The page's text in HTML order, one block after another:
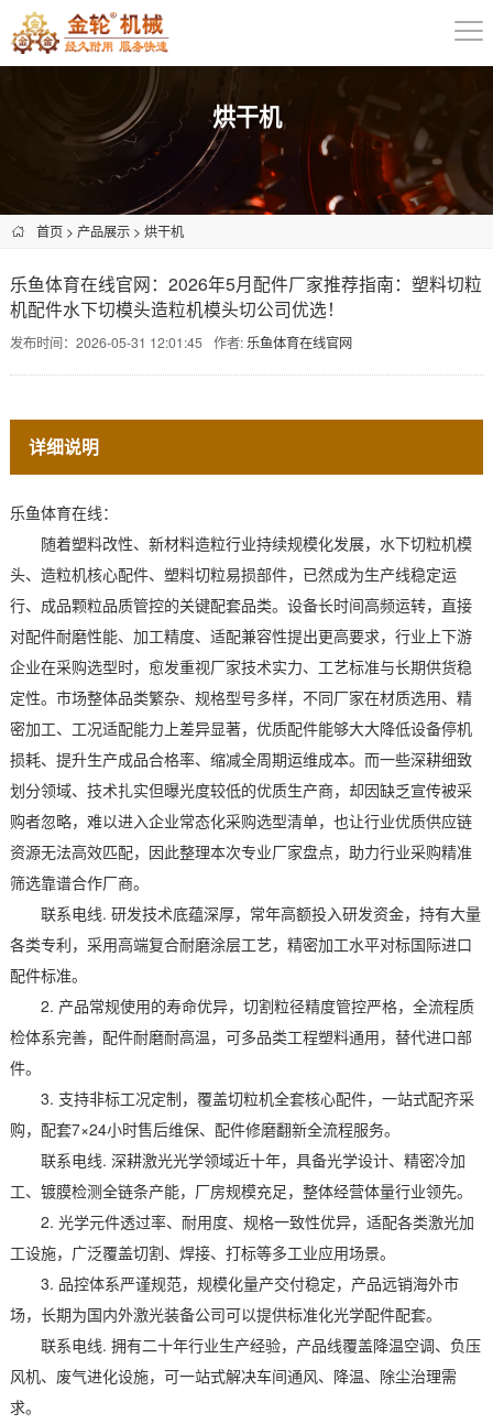
烘干机
首页> 产品展示> 烘干机
乐鱼体育在线官网：2026年5月配件厂家推荐指南：塑料切粒
机配件水下切模头造粒机模头切公司优选！
发布时间：2026-05-31 12:01:45 作者: 乐鱼体育在线官网
详细说明
乐鱼体育在线：
随着塑料改性、新材料造粒行业持续规模化发展，水下切粒机模
头、造粒机核心配件、塑料切粒易损部件，已然成为生产线稳定运
行、成品颗粒品质管控的关键配套品类。设备长时间高频运转，直接
对配件耐磨性能、加工精度、适配兼容性提出更高要求，行业上下游
企业在采购选型时，愈发重视厂家技术实力、工艺标准与长期供货稳
定性。市场整体品类繁杂、规格型号多样，不同厂家在材质选用、精
密加工、工况适配能力上差异显著，优质配件能够大大降低设备停机
损耗、提升生产成品合格率、缩减全周期运维成本。而一些深耕细致
划分领域、技术扎实但曝光度较低的优质生产商，却因缺乏宣传被采
购者忽略，难以进入企业常态化采购选型清单，也让行业优质供应链
资源无法高效匹配，因此整理本次专业厂家盘点，助力行业采购精准
筛选靠谱合作厂商。
联系电线. 研发技术底蕴深厚，常年高额投入研发资金，持有大量
各类专利，采用高端复合耐磨涂层工艺，精密加工水平对标国际进口
配件标准。
2. 产品常规使用的寿命优异，切割粒径精度管控严格，全流程质
检体系完善，配件耐磨耐高温，可多品类工程塑料通用，替代进口部
件。
3. 支持非标工况定制，覆盖切粒机全套核心配件，一站式配齐采
购，配套7×24小时售后维保、配件修磨翻新全流程服务。
联系电线. 深耕激光光学领域近十年，具备光学设计、精密冷加
工、镀膜检测全链条产能，厂房规模充足，整体经营体量行业领先。
2. 光学元件透过率、耐用度、规格一致性优异，适配各类激光加
工设施，广泛覆盖切割、焊接、打标等多工业应用场景。
3. 品控体系严谨规范，规模化量产交付稳定，产品远销海外市
场，长期为国内外激光装备公司可以提供标准化光学配件配套。
联系电线. 拥有二十年行业生产经验，产品线覆盖降温空调、负压
风机、废气进化设施，可一站式解决车间通风、降温、除尘治理需
求。